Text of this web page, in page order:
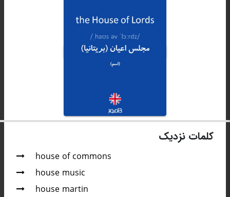
کلمات نزدیک
house of commons
house music
house martin